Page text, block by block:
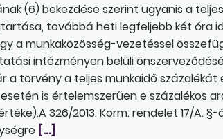
(6) bekezdése szerint ugyanis a
továbbá heti legfeljebb két óra
a munkaközösség-vezetéssel
intézményen belüli
a törvény a teljes munkaidő
is értelemszerűen e százalékos
326/2013. Korm. rendelet 17/A. §-
[…]